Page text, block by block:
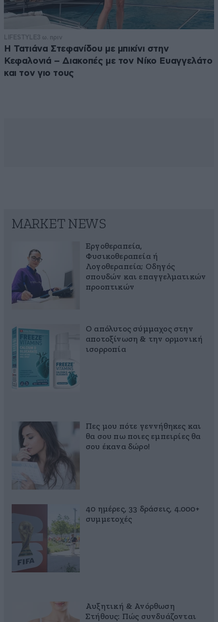
LIFESTYLE3 ω. πριν
Η Τατιάνα Στεφανίδου με μπικίνι στην
Κεφαλονιά – Διακοπές με τον Νίκο Ευαγγελάτο
και τον γιο τους
MARKET NEWS
Εργοθεραπεία,
Φυσικοθεραπεία ή
Λογοθεραπεία; Οδηγός
σπουδών και επαγγελματικών
προοπτικών
Ο απόλυτος σύμμαχος στην
αποτοξίνωση & την ορμονική
ισορροπία
Πες μου πότε γεννήθηκες και
θα σου πω ποιες εμπειρίες θα
σου έκανα δώρο!
40 ημέρες, 33 δράσεις, 4.000+
συμμετοχές
Αυξητική & Ανόρθωση
Στήθους: Πώς συνδυάζονται